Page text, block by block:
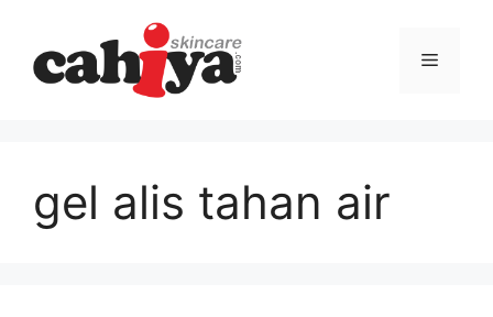
Menu
gel alis tahan air